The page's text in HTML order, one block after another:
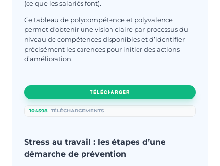
(ce que les salariés font).
Ce tableau de polycompétence et polyvalence
permet d’obtenir une vision claire par processus du
niveau de compétences disponibles et d’identifier
précisément les carences pour initier des actions
d’amélioration.
TÉLÉCHARGER
104598 TÉLÉCHARGEMENTS
Stress au travail : les étapes d’une
démarche de prévention